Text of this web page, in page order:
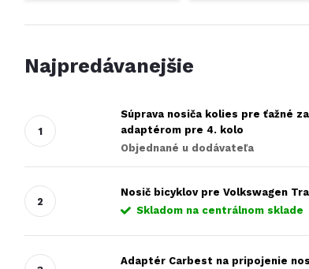
Najpredávanejšie
Súprava nosiča kolies pre ťažné
adaptérom pre 4. kolo
Objednané u dodávateľa
Nosič bicyklov pre Volkswagen
Skladom na centrálnom sklade
Adaptér Carbest na pripojenie